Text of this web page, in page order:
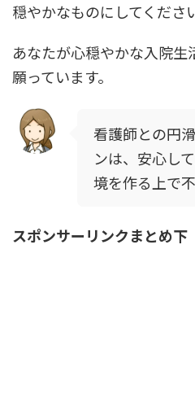
穏やかなものにしてくださ
あなたが心穏やかな入院
願っています。
看護師との円
ンは、安心し
境を作る上で
スポンサーリンクまとめ下